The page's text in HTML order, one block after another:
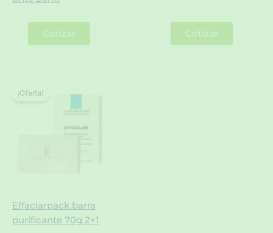
Cotizar Cotizar
¡Oferta!
Effaclarpack barra
purificante 70g 2×1
¡Oferta!